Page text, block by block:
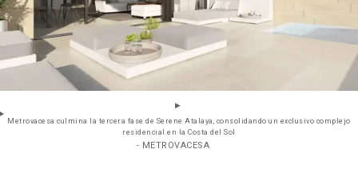
Metrovacesa culmina la tercera fase de Serene Atalaya, consolidando un exclusivo complejo
residencial en la Costa del Sol
- METROVACESA